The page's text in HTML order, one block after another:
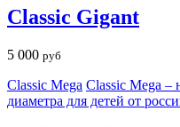
Classic Gigant
5 000 руб
Classic Mega Classic Mega –
диаметра для детей от